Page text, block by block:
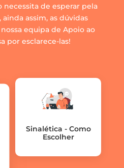
necessita de esperar pela
ainda assim, as dúvidas
equipa de Apoio ao
por esclarece-las!
Sinalética - Como
Escolher